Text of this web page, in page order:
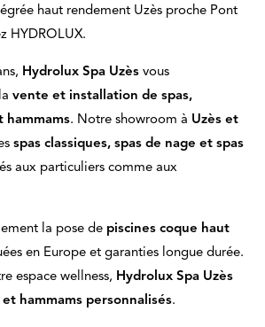
haut rendement Uzès proche Pont
HYDROLUX.
Hydrolux Spa Uzès vous
vente et installation de spas,
hammams. Notre showroom à Uzès et
spas classiques, spas de nage et spas
aux particuliers comme aux
la pose de piscines coque haut
en Europe et garanties longue durée.
espace wellness, Hydrolux Spa Uzès
et hammams personnalisés.